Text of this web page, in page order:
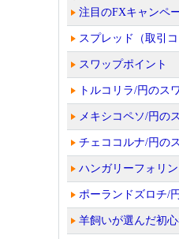
注目のFXキャンペ
スプレッド（取引コ
スワップポイント
トルコリラ/円のス
メキシコペソ/円の
チェココルナ/円の
ハンガリーフォリ
ポーランドズロチ/
羊飼いが選んだ初